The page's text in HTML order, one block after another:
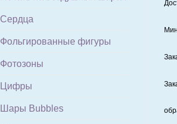
Сердца
Фольгированные фигуры
Фотозоны
Цифры
Шары Bubbles